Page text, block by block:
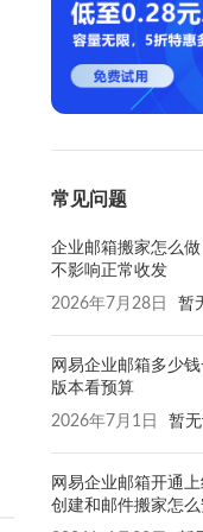
常见问题
企业邮箱搬家怎么
不影响正常收发
2026年7月28日 暂
网易企业邮箱多少
版本看预算
2026年7月1日 暂
网易企业邮箱开通
创建和邮件搬家怎